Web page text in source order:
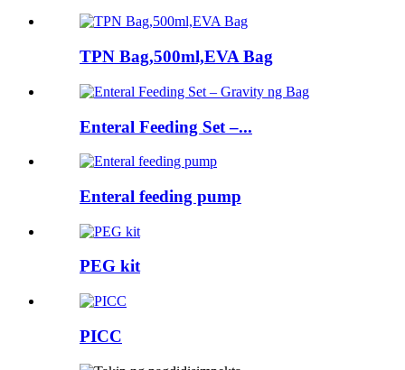
TPN Bag,500ml,EVA Bag
Enteral Feeding Set –...
Enteral feeding pump
PEG kit
PICC